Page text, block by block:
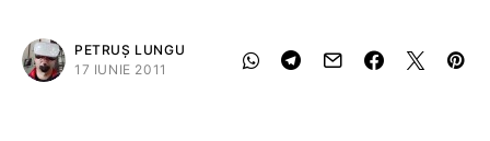
PETRUȘ LUNGU
17 IUNIE 2011